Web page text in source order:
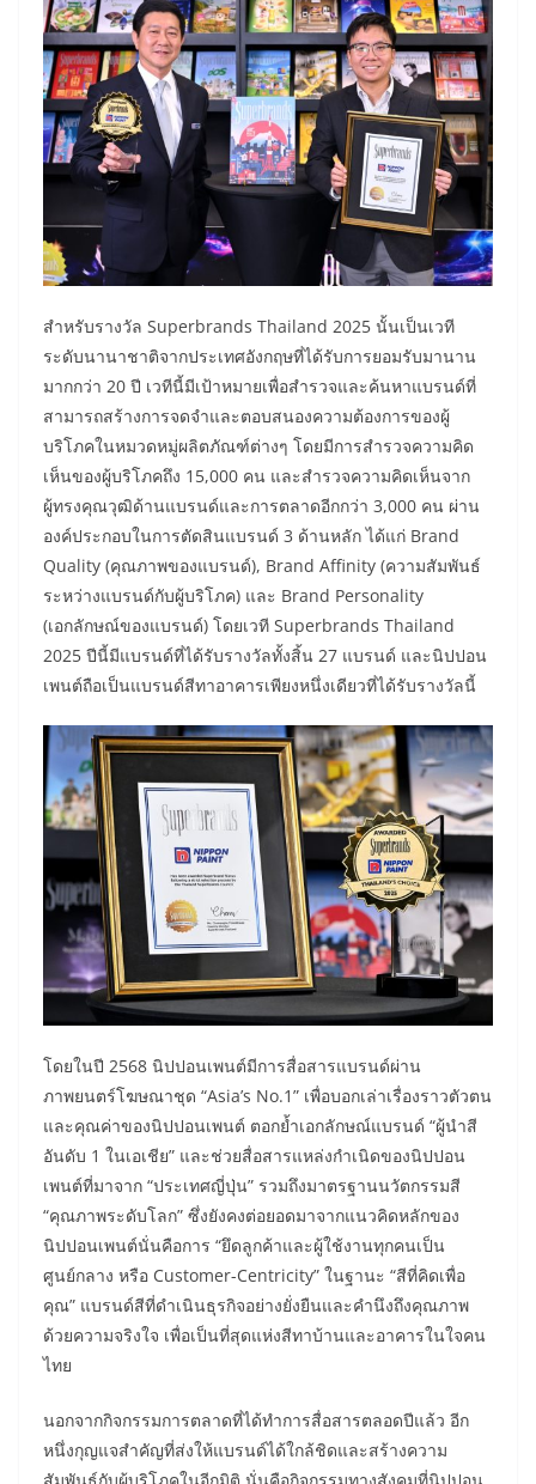
สำหรับรางวัล Superbrands Thailand 2025 นั้นเป็นเวที
ระดับนานาชาติจากประเทศอังกฤษที่ได้รับการยอมรับมานาน
มากกว่า 20 ปี เวทีนี้มีเป้าหมายเพื่อสำรวจและค้นหาแบรนด์ที่
สามารถสร้างการจดจำและตอบสนองความต้องการของผู้
บริโภคในหมวดหมู่ผลิตภัณฑ์ต่างๆ โดยมีการสำรวจความคิด
เห็นของผู้บริโภคถึง 15,000 คน และสำรวจความคิดเห็นจาก
ผู้ทรงคุณวุฒิด้านแบรนด์และการตลาดอีกกว่า 3,000 คน ผ่าน
องค์ประกอบในการตัดสินแบรนด์ 3 ด้านหลัก ได้แก่ Brand
Quality (คุณภาพของแบรนด์), Brand Affinity (ความสัมพันธ์
ระหว่างแบรนด์กับผู้บริโภค) และ Brand Personality
(เอกลักษณ์ของแบรนด์) โดยเวที Superbrands Thailand
2025 ปีนี้มีแบรนด์ที่ได้รับรางวัลทั้งสิ้น 27 แบรนด์ และนิปปอน
เพนต์ถือเป็นแบรนด์สีทาอาคารเพียงหนึ่งเดียวที่ได้รับรางวัลนี้
โดยในปี 2568 นิปปอนเพนต์มีการสื่อสารแบรนด์ผ่าน
ภาพยนตร์โฆษณาชุด “Asia’s No.1” เพื่อบอกเล่าเรื่องราวตัวตน
และคุณค่าของนิปปอนเพนต์ ตอกย้ำเอกลักษณ์แบรนด์ “ผู้นำสี
อันดับ 1 ในเอเชีย” และช่วยสื่อสารแหล่งกำเนิดของนิปปอน
เพนต์ที่มาจาก “ประเทศญี่ปุ่น” รวมถึงมาตรฐานนวัตกรรมสี
“คุณภาพระดับโลก” ซึ่งยังคงต่อยอดมาจากแนวคิดหลักของ
นิปปอนเพนต์นั่นคือการ “ยึดลูกค้าและผู้ใช้งานทุกคนเป็น
ศูนย์กลาง หรือ Customer-Centricity” ในฐานะ “สีที่คิดเพื่อ
คุณ” แบรนด์สีที่ดำเนินธุรกิจอย่างยั่งยืนและคำนึงถึงคุณภาพ
ด้วยความจริงใจ เพื่อเป็นที่สุดแห่งสีทาบ้านและอาคารในใจคน
ไทย
นอกจากกิจกรรมการตลาดที่ได้ทำการสื่อสารตลอดปีแล้ว อีก
หนึ่งกุญแจสำคัญที่ส่งให้แบรนด์ได้ใกล้ชิดและสร้างความ